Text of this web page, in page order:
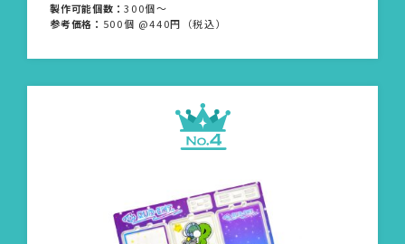
製作可能個数：300個〜
参考価格： 500個 @440円（税込）